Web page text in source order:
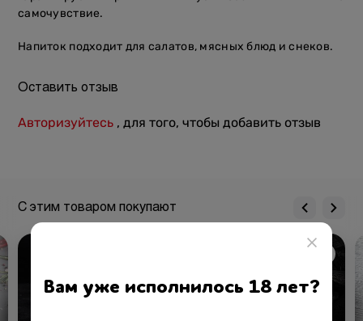
самочувствие.
Напиток подходит для салатов, мясных блюд и снеков.
Оставить отзыв
Авторизуйтесь , для того, чтобы добавить отзыв
С этим товаром покупают
Вам уже исполнилось 18 лет?